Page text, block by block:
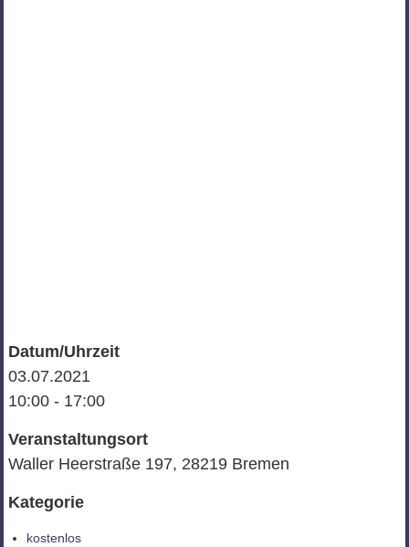
Datum/Uhrzeit
03.07.2021
10:00 - 17:00
Veranstaltungsort
Waller Heerstraße 197, 28219 Bremen
Kategorie
kostenlos